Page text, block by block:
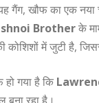
गैंग, खौफ का एक
Brotherके
कोशिशों में जुटी है,
गया है कि